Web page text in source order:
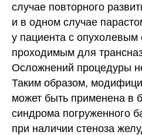
случае повторного
и в одном случае
у пациента с
проходимым для
Осложнений процедуры
Таким образом,
может быть применена в
синдрома погруженного
при наличии стеноза